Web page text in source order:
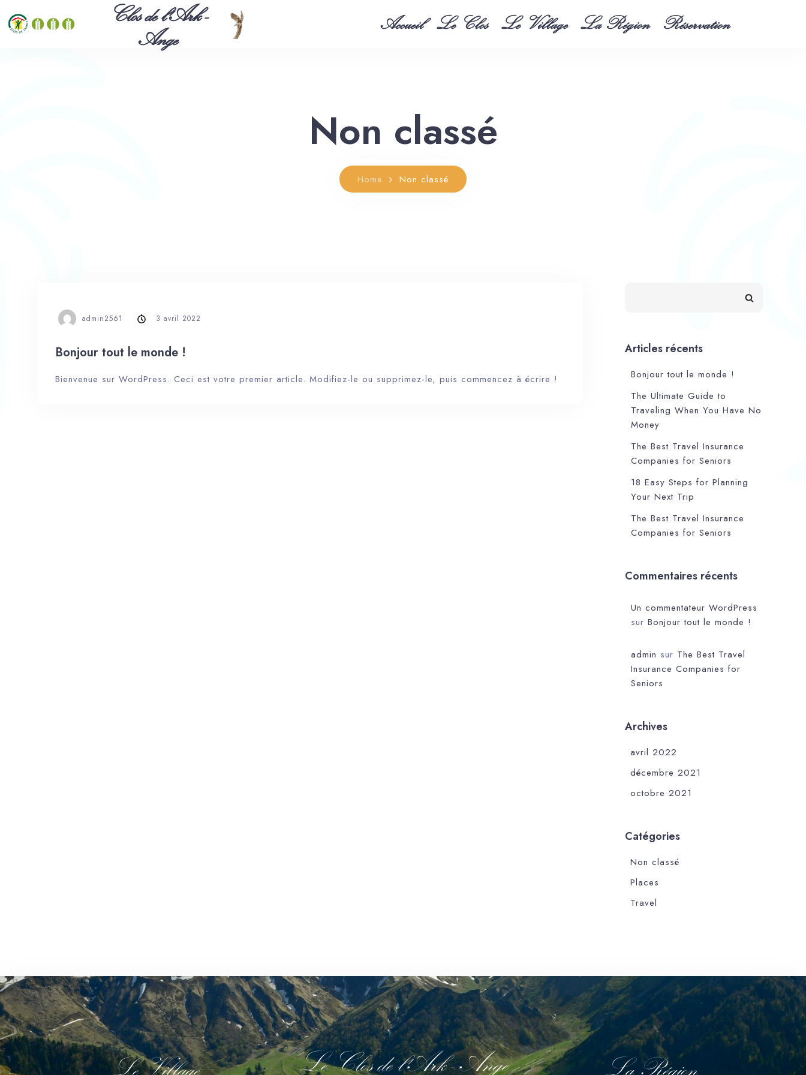
Clos de l'Ark -
Ange
Accueil Le Clos Le Village La Région Réservation
Non classé
Home Non classé
admin2561 3 avril 2022
Bonjour tout le monde !
Bienvenue sur WordPress. Ceci est votre premier article. Modifiez-le ou supprimez-le, puis commencez à écrire !
Articles récents
Bonjour tout le monde !
The Ultimate Guide to
Traveling When You Have No
Money
The Best Travel Insurance
Companies for Seniors
18 Easy Steps for Planning
Your Next Trip
The Best Travel Insurance
Companies for Seniors
Commentaires récents
Un commentateur WordPress
sur Bonjour tout le monde !
admin sur The Best Travel
Insurance Companies for
Seniors
Archives
avril 2022
décembre 2021
octobre 2021
Catégories
Non classé
Places
Travel
Le Village Le Clos de l'Ark - Ange La Région